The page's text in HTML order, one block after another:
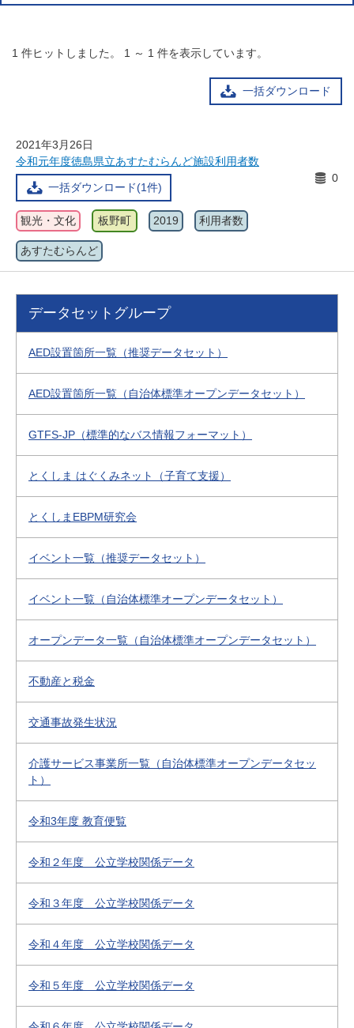
1 件ヒットしました。 1 ～ 1 件を表示しています。
一括ダウンロード
2021年3月26日
令和元年度徳島県立あすたむらんど施設利用者数
一括ダウンロード(1件)
0
観光・文化 板野町 2019 利用者数
あすたむらんど
データセットグループ
AED設置箇所一覧（推奨データセット）
AED設置箇所一覧（自治体標準オープンデータセット）
GTFS-JP（標準的なバス情報フォーマット）
とくしま はぐくみネット（子育て支援）
とくしまEBPM研究会
イベント一覧（推奨データセット）
イベント一覧（自治体標準オープンデータセット）
オープンデータ一覧（自治体標準オープンデータセット）
不動産と税金
交通事故発生状況
介護サービス事業所一覧（自治体標準オープンデータセッ
ト）
令和3年度 教育便覧
令和２年度 公立学校関係データ
令和３年度 公立学校関係データ
令和４年度 公立学校関係データ
令和５年度 公立学校関係データ